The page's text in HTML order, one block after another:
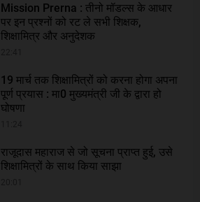
Mission Prerna : तीनो मॉडल्स के आधार
पर इन प्रश्नों को रट ले सभी शिक्षक,
शिक्षामित्र और अनुदेशक
19 मार्च तक शिक्षामित्रों को करना होगा अपना
पूर्ण प्रयास : मा0 मुख्यमंत्री जी के द्वारा हो
घोषणा
राजूदास महाराज से जो सूचना प्राप्त हुई, उसे
शिक्षामित्रों के साथ किया साझा